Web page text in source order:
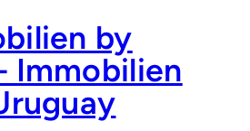
by
Immobilien